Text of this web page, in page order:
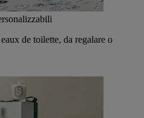
de toilette, da regalare o